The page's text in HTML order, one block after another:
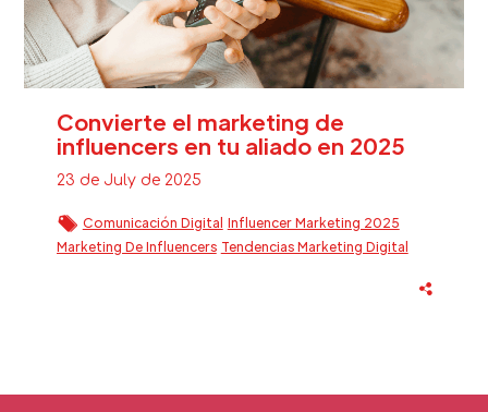
Convierte el marketing de
influencers en tu aliado en 2025
23 de July de 2025
Comunicación Digital Influencer Marketing 2025
Marketing De Influencers Tendencias Marketing Digital